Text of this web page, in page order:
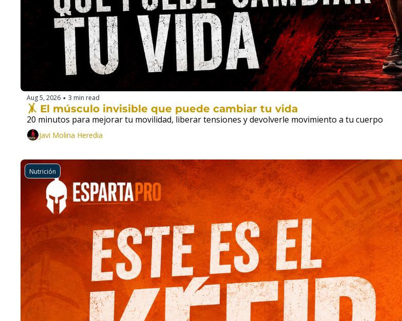
Aug 5, 2026 • 3 min read
🤸 El músculo invisible que puede cambiar tu vida
20 minutos para mejorar tu movilidad, liberar tensiones y devolverle movimiento a tu cuerpo
Javi Molina Heredia
Nutrición